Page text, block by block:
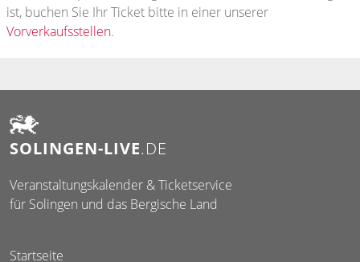
ist, buchen Sie Ihr Ticket bitte in einer unserer
Vorverkaufsstellen.
SOLINGEN-LIVE.DE
Veranstaltungskalender & Ticketservice
für Solingen und das Bergische Land
Startseite